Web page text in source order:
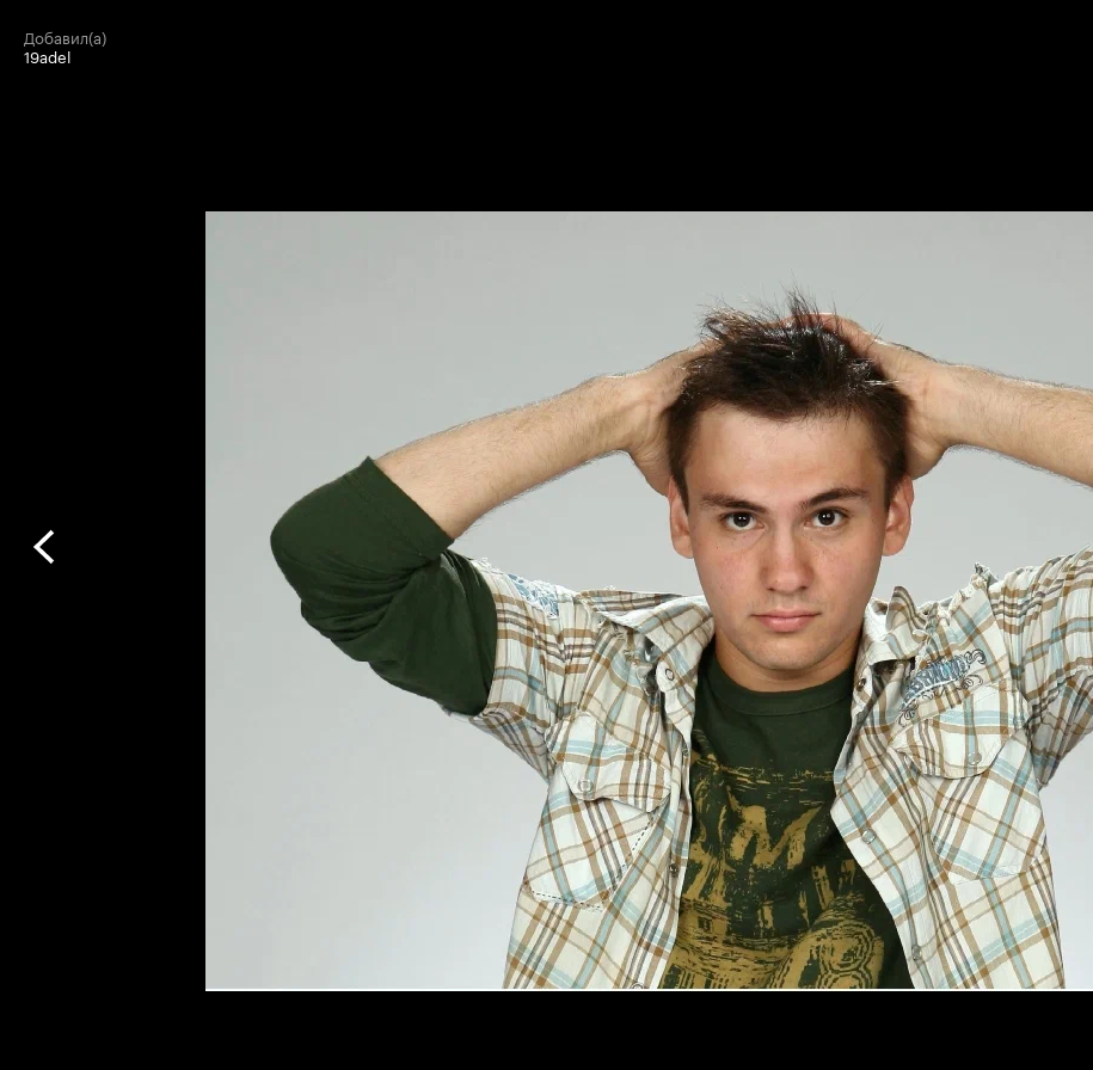
добавил(а)
19adel